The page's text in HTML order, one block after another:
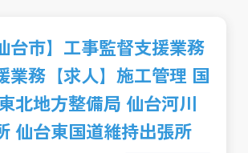
台市】工事監督支援業務
業務【求人】施工管理 国
北地方整備局 仙台河川
仙台東国道維持出張所